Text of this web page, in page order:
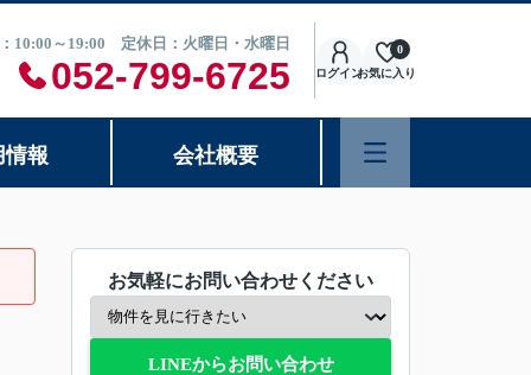
10:00～19:00 定休日：火曜日・水曜日
052-799-6725 ログインお気に入り
0
情報 会社概要
お気軽にお問い合わせください
LINEからお問い合わせ